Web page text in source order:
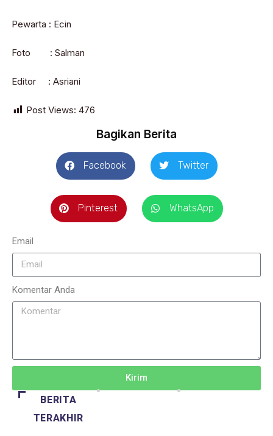
Pewarta : Ecin
Foto : Salman
Editor : Asriani
Post Views: 476
Bagikan Berita
Facebook Twitter
Pinterest WhatsApp
Email
Komentar Anda
Kirim
BERITA
TERAKHIR